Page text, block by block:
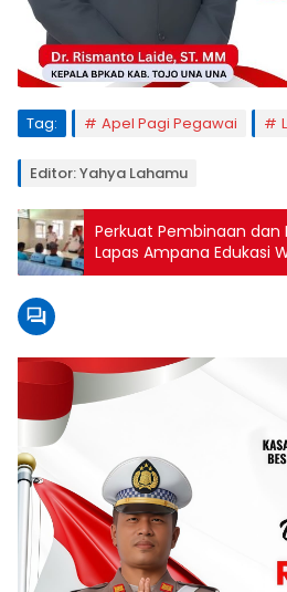
Tag: Apel Pagi Pegawai
Editor: Yahya Lahamu
Perkuat Pembinaan dan
Lapas Ampana Edukasi
Lapas Demi